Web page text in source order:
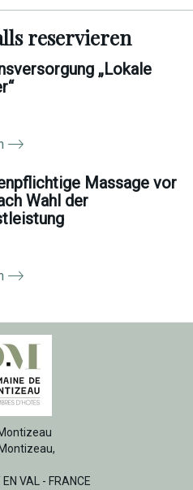
reservieren
„Lokale
Massage vor
Wahl der
VAL - FRANCE